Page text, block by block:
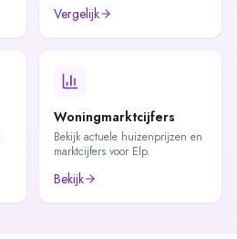
Vergelijk
Woningmarktcijfers
Bekijk actuele huizenprijzen en
marktcijfers voor Elp.
Bekijk